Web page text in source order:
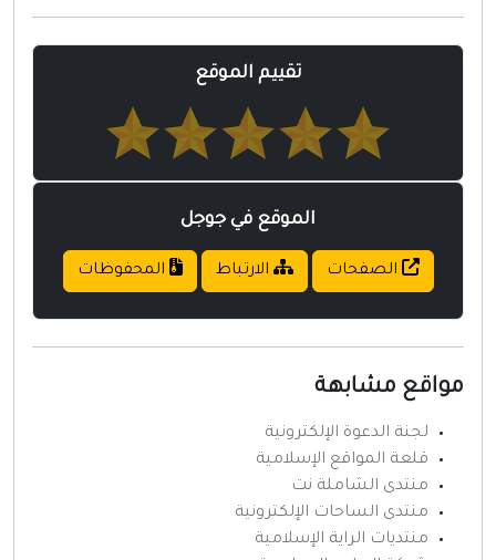
تقييم الموقع
الموقع في جوجل
الصفحات الارتباط المحفوظات
مواقع مشابهة
لجنة الدعوة الإلكترونية
قلعة المواقع الإسلامية
منتدى الشاملة نت
منتدى الساحات الإلكترونية
منتديات الراية الإسلامية